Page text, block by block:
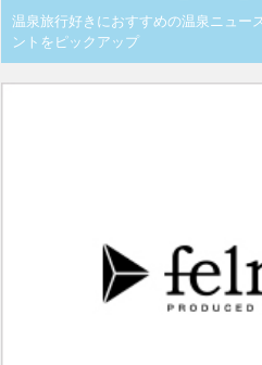
温泉旅行好きにおすすめの温泉ニュー
ントをピックアップ